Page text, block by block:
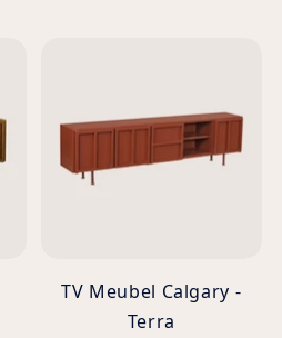
TV Meubel Calgary -
Terra